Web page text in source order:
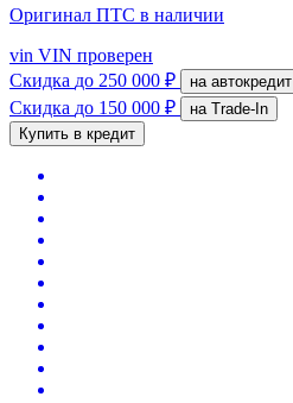
Оригинал ПТС в наличии
vin VIN проверен
Скидка до 250 000 ₽ на автокредит
Скидка до 150 000 ₽
на Trade-In
Купить в кредит